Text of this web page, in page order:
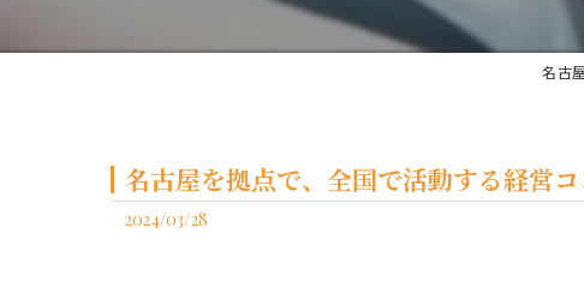
名古
名古屋を拠点で、全国で活動する経営
2024/03/28